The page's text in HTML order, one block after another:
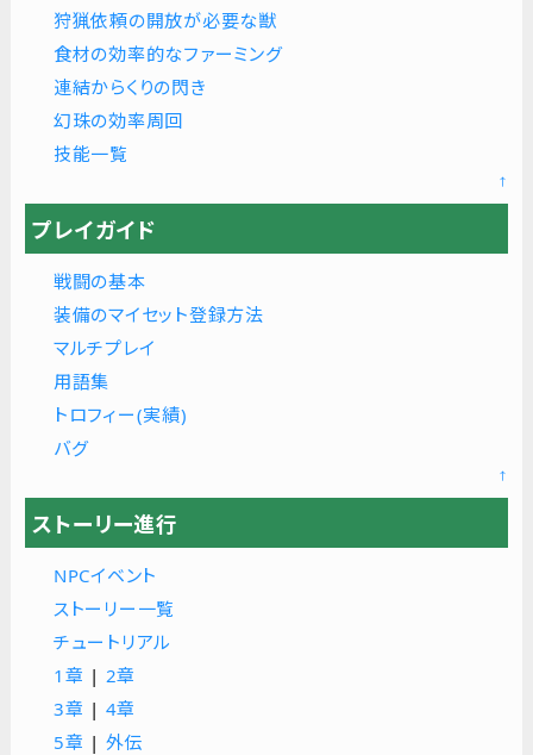
狩猟依頼の開放が必要な獣
食材の効率的なファーミング
連結からくりの閃き
幻珠の効率周回
技能一覧
↑
プレイガイド
戦闘の基本
装備のマイセット登録方法
マルチプレイ
用語集
トロフィー(実績)
バグ
↑
ストーリー進行
NPCイベント
ストーリー一覧
チュートリアル
1章 | 2章
3章 | 4章
5章 | 外伝